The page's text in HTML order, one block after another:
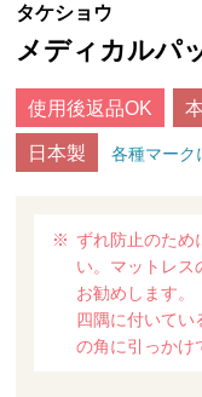
タケショウ
メディカルパ
使用後返品OK
日本製 各種マーク
ずれ防止のため
い。マットレス
お勧めします。
四隅に付いてい
の角に引っかけ